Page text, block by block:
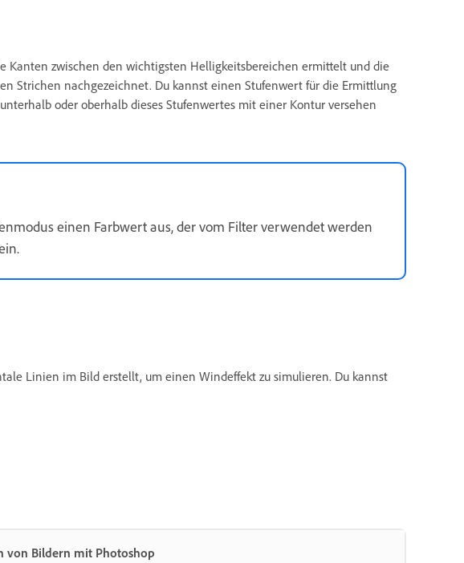
Kanten zwischen den wichtigsten Helligkeitsbereichen ermittelt und die
Strichen nachgezeichnet. Du kannst einen Stufenwert für die Ermittlung
oder oberhalb dieses Stufenwertes mit einer Kontur versehen
einen Farbwert aus, der vom Filter verwendet werden
Linien im Bild erstellt, um einen Windeffekt zu simulieren. Du kannst
von Bildern mit Photoshop